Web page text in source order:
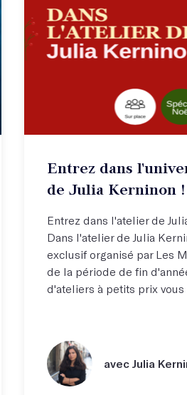
Entrez dans
de Julia Kerninon
Entrez dans l'atelier de
Dans l'atelier de Julia
exclusif organisé par Les
de la période de fin
d'ateliers à petits prix vous
avec Julia